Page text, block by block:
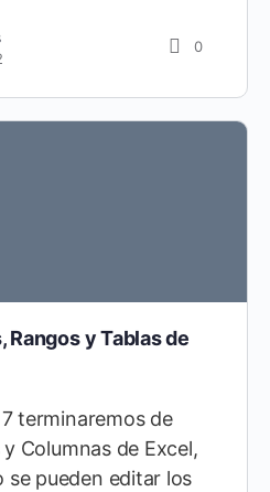
0
Rangos y Tablas de
terminaremos de
Columnas de Excel,
pueden editar los